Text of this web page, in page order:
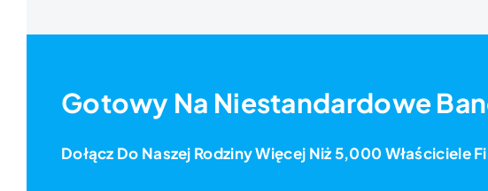
Gotowy Na Niestandardowe
Dołącz Do Naszej Rodziny Więcej Niż 5,000 Właściciele